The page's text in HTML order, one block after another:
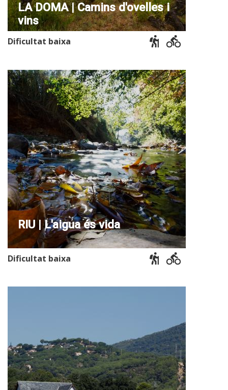
LA DOMA | Camins d'ovelles i
vins
Dificultat baixa
RIU | L'aigua és vida
Dificultat baixa